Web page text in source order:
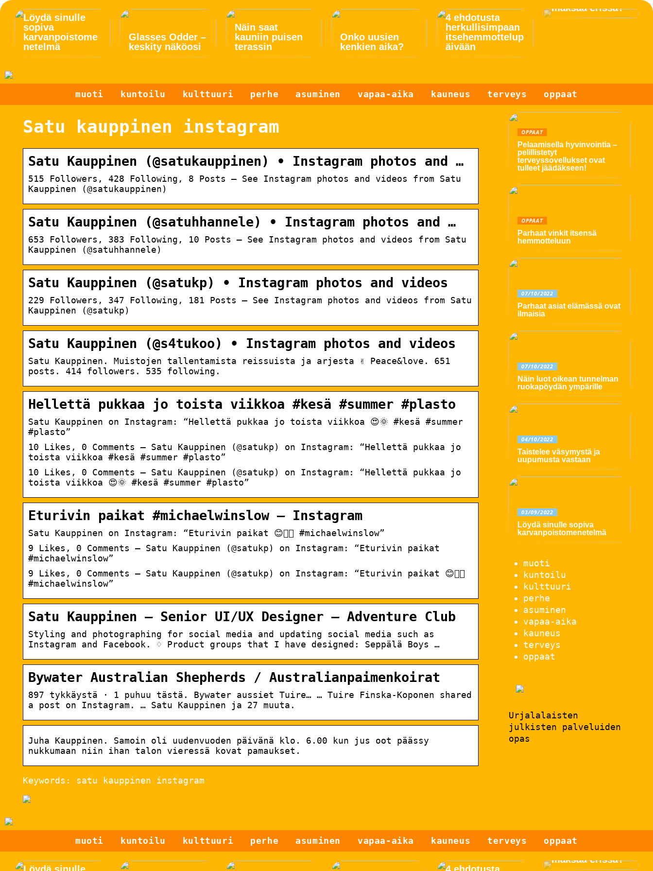
Löydä sinulle
sopiva
karvanpoistome
netelmä
Glasses Odder –
keskity näköosi
Näin saat
kauniin puisen
terassin
Onko uusien
kenkien aika?
4 ehdotusta
herkullisimpaan
itsehemmottelup
äivään
maksaa erissä?
muoti kuntoilu kulttuuri perhe asuminen vapaa-aika kauneus terveys oppaat
Satu kauppinen instagram
Satu Kauppinen (@satukauppinen) • Instagram photos and …
515 Followers, 428 Following, 8 Posts – See Instagram photos and videos from Satu
Kauppinen (@satukauppinen)
Satu Kauppinen (@satuhhannele) • Instagram photos and …
653 Followers, 383 Following, 10 Posts – See Instagram photos and videos from Satu
Kauppinen (@satuhhannele)
Satu Kauppinen (@satukp) • Instagram photos and videos
229 Followers, 347 Following, 181 Posts – See Instagram photos and videos from Satu
Kauppinen (@satukp)
Satu Kauppinen (@s4tukoo) • Instagram photos and videos
Satu Kauppinen. Muistojen tallentamista reissuista ja arjesta ✌ Peace&love. 651
posts. 414 followers. 535 following.
Hellettä pukkaa jo toista viikkoa #kesä #summer #plasto
Satu Kauppinen on Instagram: “Hellettä pukkaa jo toista viikkoa 😍🌞 #kesä #summer
#plasto”
10 Likes, 0 Comments – Satu Kauppinen (@satukp) on Instagram: “Hellettä pukkaa jo
toista viikkoa #kesä #summer #plasto”
10 Likes, 0 Comments – Satu Kauppinen (@satukp) on Instagram: “Hellettä pukkaa jo
toista viikkoa 😍🌞 #kesä #summer #plasto”
Eturivin paikat #michaelwinslow – Instagram
Satu Kauppinen on Instagram: “Eturivin paikat 😊👌🏻 #michaelwinslow”
9 Likes, 0 Comments – Satu Kauppinen (@satukp) on Instagram: “Eturivin paikat
#michaelwinslow”
9 Likes, 0 Comments – Satu Kauppinen (@satukp) on Instagram: “Eturivin paikat 😊👌🏻
#michaelwinslow”
Satu Kauppinen – Senior UI/UX Designer – Adventure Club
Styling and photographing for social media and updating social media such as
Instagram and Facebook. ♢ Product groups that I have designed: Seppälä Boys …
Bywater Australian Shepherds / Australianpaimenkoirat
897 tykkäystä · 1 puhuu tästä. Bywater aussiet Tuire… … Tuire Finska-Koponen shared
a post on Instagram. … Satu Kauppinen ja 27 muuta.
Juha Kauppinen. Samoin oli uudenvuoden päivänä klo. 6.00 kun jus oot päässy
nukkumaan niin ihan talon vieressä kovat pamaukset.
Keywords: satu kauppinen instagram
OPPAAT
Pelaamisella hyvinvointia –
pelillistetyt
terveyssovellukset ovat
tulleet jäädäkseen!
OPPAAT
Parhaat vinkit itsensä
hemmotteluun
07/10/2022
Parhaat asiat elämässä ovat
ilmaisia
07/10/2022
Näin luot oikean tunnelman
ruokapöydän ympärille
04/10/2022
Taistelee väsymystä ja
uupumusta vastaan
03/09/2022
Löydä sinulle sopiva
karvanpoistomenetelmä
muoti
kuntoilu
kulttuuri
perhe
asuminen
vapaa-aika
kauneus
terveys
oppaat
Urjalalaisten
julkisten palveluiden
opas
muoti kuntoilu kulttuuri perhe asuminen vapaa-aika kauneus terveys oppaat
Etsitkö tuotteita,
jotka voidaan
maksaa erissä?